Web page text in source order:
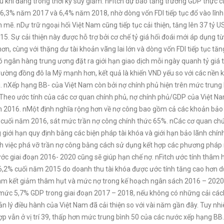
năm 2017 và 6,4% năm 2018, nhờ dòng vốn FDI tiếp tục đổ vào
nDự trữ ngoại hối Việt Nam cũng tiếp tục cải thiện, tăng lên 37 tỷ
Sự cải thiện này được hỗ trợ bởi cơ chế tỷ giá hối đoái mới áp dụng
cùng với thặng dư tài khoản vãng lai lớn và dòng vốn FDI tiếp tục
ngân hàng trung ương đặt ra giới hạn giao dịch mỗi ngày quanh tỷ giá
đồng đô la Mỹ mạnh hơn, kết quả là khiến VND yếu so với các nền
hạng BB- của Việt Nam còn bởi nợ chính phủ hiện trên mức trung
ước tính của các cơ quan chính phủ, nợ chính phủ/GDP của Việt
nMột định nghĩa rộng hơn về nợ công bao gồm cả các khoản
năm 2016, sát mức trần nợ công chính thức 65%. nCác cơ quan
hạn quy định bằng các biện pháp tài khóa và giới hạn bảo lãnh
việc phá vỡ trần nợ công bằng cách sử dụng kết hợp các phương pháp
giai đoạn 2016- 2020 cũng sẽ giúp hạn chế nợ. nFitch ước tính thâm
cuối năm 2015 do doanh thu tài khóa được ước tính tăng cao hơn
kết giảm thâm hụt và mức nợ trong kế hoạch ngân sách 2016 –
5,7% GDP trong giai đoạn 2017 – 2018, nếu không có những cải
lý điều hành của Việt Nam đã cải thiện so với vài năm gần đây. Tuy
vẫn ở vị trí 39, thấp hơn mức trung bình 50 của các nước xếp hạng